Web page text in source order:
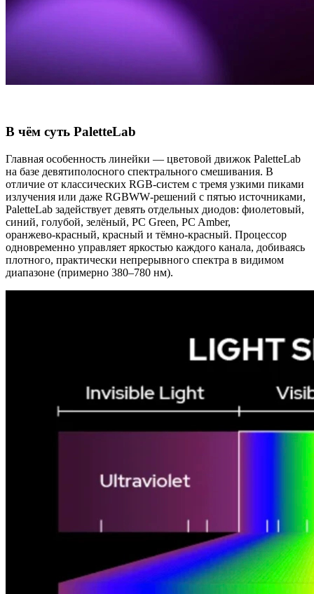
В чём суть PaletteLab
Главная особенность линейки — цветовой движок PaletteLab
на базе девятиполосного спектрального смешивания. В
отличие от классических RGB‑систем с тремя узкими пиками
излучения или даже RGBWW‑решений с пятью источниками,
PaletteLab задействует девять отдельных диодов: фиолетовый,
синий, голубой, зелёный, PC Green, PC Amber,
оранжево‑красный, красный и тёмно‑красный. Процессор
одновременно управляет яркостью каждого канала, добиваясь
плотного, практически непрерывного спектра в видимом
диапазоне (примерно 380–780 нм).